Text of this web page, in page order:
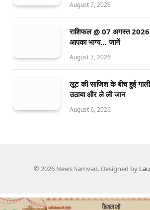
August 7, 2026
राशिफल @ 07 अगस्त
आपका भाग्य… जानें
August 7, 2026
लूट की साजिश के बीच हुई
उठाया और ले ली जान
August 6, 2026
© 2026 News Samvad. Designed by